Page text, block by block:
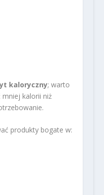
kaloryczny; warto
kalorii niż
produkty bogate w: